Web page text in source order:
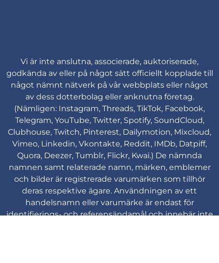
Vi är inte anslutna, associerade, auktoriserade,
godkända av eller på något sätt officiellt kopplade till
något nämnt nätverk på vår webbplats eller något
av dess dotterbolag eller anknutna företag.
(Nämligen: Instagram, Threads, TikTok, Facebook,
Telegram, YouTube, Twitter, Spotify, SoundCloud,
Clubhouse, Twitch, Pinterest, Dailymotion, Mixcloud,
Vimeo, Linkedin, Vkontakte, Reddit, IMDb, Datpiff,
Quora, Deezer, Tumblr, Flickr, Kwai.) De nämnda
namnen samt relaterade namn, märken, emblemer
och bilder är registrerade varumärken som tillhör
deras respektive ägare. Användningen av ett
handelsnamn eller varumärke är endast för
identifierings- och referensändamål och innebär inte